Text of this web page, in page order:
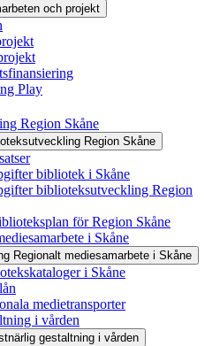
och projekt
Play
Region Skåne
Region Skåne
bibliotek i Skåne
biblioteksutveckling Region
för Region Skåne
i Skåne
Regionalt mediesamarbete i Skåne
i Skåne
medietransporter
i vården
gestaltning i vården